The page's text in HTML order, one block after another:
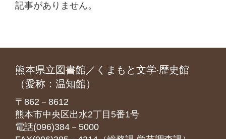
記事がありません。
熊本県立図書館／くまもと文学‧歴史館
（愛称：温知館）
〒862－8612
熊本市中央区出水2丁目5番1号
電話(096)384－5000